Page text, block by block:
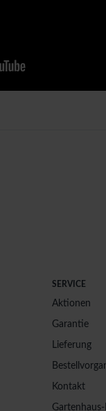
SERVICE
Aktionen
Garantie
Lieferung
Kontakt